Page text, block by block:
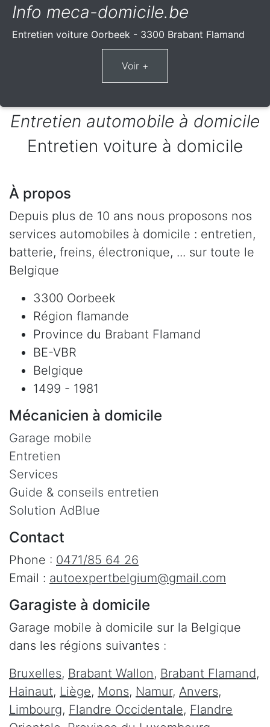
Info meca-domicile.be
Entretien voiture Oorbeek - 3300 Brabant Flamand
Entretien automobile à domicile
Entretien voiture à domicile
À propos
Depuis plus de 10 ans nous proposons nos
services automobiles à domicile : entretien,
batterie, freins, électronique, ... sur toute le
Belgique
3300 Oorbeek
Région flamande
Province du Brabant Flamand
BE-VBR
Belgique
1499 - 1981
Mécanicien à domicile
Garage mobile
Entretien
Services
Guide & conseils entretien
Solution AdBlue
Contact
Phone : 0471/85 64 26
Email : autoexpertbelgium@gmail.com
Garagiste à domicile
Garage mobile à domicile sur la Belgique
dans les régions suivantes :
Bruxelles, Brabant Wallon, Brabant Flamand,
Hainaut, Liège, Mons, Namur, Anvers,
Limbourg, Flandre Occidentale, Flandre